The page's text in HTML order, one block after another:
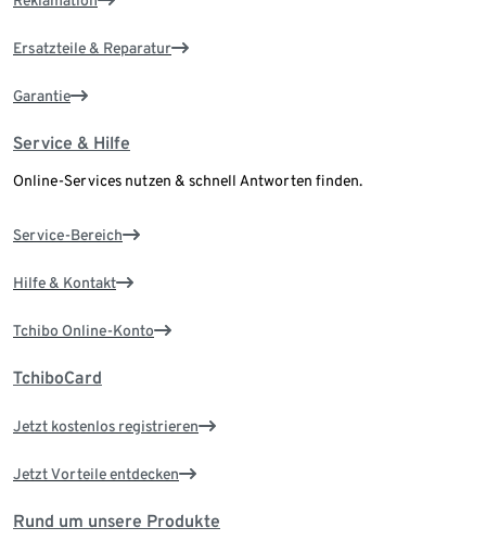
Ersatzteile & Reparatur
Garantie
Service & Hilfe
Online-Services nutzen & schnell Antworten finden.
Service-Bereich
Hilfe & Kontakt
Tchibo Online-Konto
TchiboCard
Jetzt kostenlos registrieren
Jetzt Vorteile entdecken
Rund um unsere Produkte